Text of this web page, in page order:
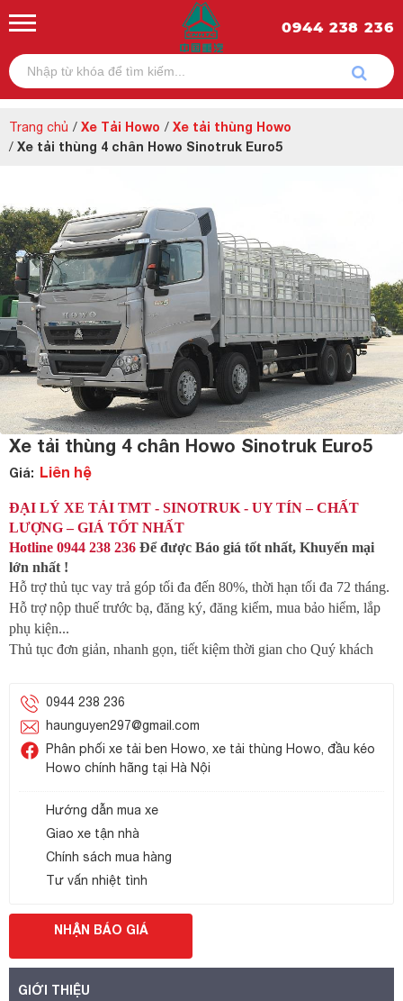
0944 238 236
Trang chủ / Xe Tải Howo / Xe tải thùng Howo
/ Xe tải thùng 4 chân Howo Sinotruk Euro5
Xe tải thùng 4 chân Howo Sinotruk Euro5
Giá: Liên hệ
ĐẠI LÝ XE TẢI TMT - SINOTRUK - UY TÍN – CHẤT
LƯỢNG – GIÁ TỐT NHẤT
Hotline 0944 238 236 Để được Báo giá tốt nhất, Khuyến mại
lớn nhất !
Hỗ trợ thủ tục vay trả góp tối đa đến 80%, thời hạn tối đa 72 tháng.
Hỗ trợ nộp thuế trước bạ, đăng ký, đăng kiểm, mua bảo hiểm, lắp
phụ kiện...
Thủ tục đơn giản, nhanh gọn, tiết kiệm thời gian cho Quý khách
0944 238 236
haunguyen297@gmail.com
Phân phối xe tải ben Howo, xe tải thùng Howo, đầu kéo
Howo chính hãng tại Hà Nội
Hướng dẫn mua xe
Giao xe tận nhà
Chính sách mua hàng
Tư vấn nhiệt tình
NHẬN BÁO GIÁ
GIỚI THIỆU